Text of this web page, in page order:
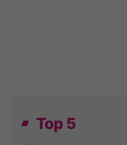
Top 5